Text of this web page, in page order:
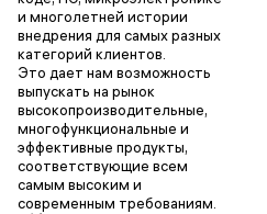
и многолетней истории
внедрения для самых разных
категорий клиентов.
Это дает нам возможность
выпускать на рынок
высокопроизводительные,
многофункциональные и
эффективные продукты,
соответствующие всем
самым высоким и
современным требованиям.